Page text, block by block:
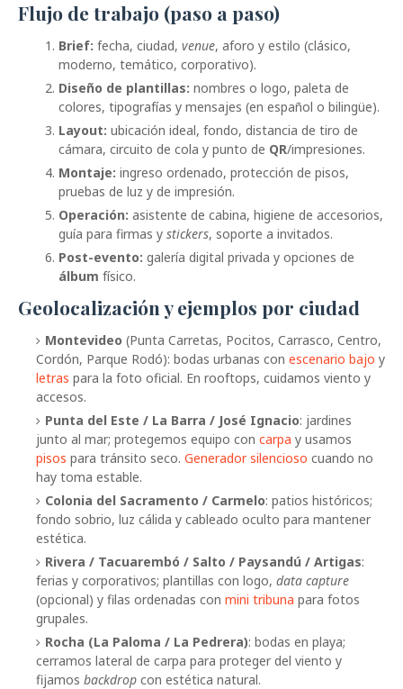
Flujo de trabajo (paso a paso)
Brief: fecha, ciudad, venue, aforo y estilo (clásico,
moderno, temático, corporativo).
Diseño de plantillas: nombres o logo, paleta de
colores, tipografías y mensajes (en español o bilingüe).
Layout: ubicación ideal, fondo, distancia de tiro de
cámara, circuito de cola y punto de QR/impresiones.
Montaje: ingreso ordenado, protección de pisos,
pruebas de luz y de impresión.
Operación: asistente de cabina, higiene de accesorios,
guía para firmas y stickers, soporte a invitados.
Post-evento: galería digital privada y opciones de
álbum físico.
Geolocalización y ejemplos por ciudad
Montevideo (Punta Carretas, Pocitos, Carrasco, Centro,
Cordón, Parque Rodó): bodas urbanas con escenario bajo y
letras para la foto oficial. En rooftops, cuidamos viento y
accesos.
Punta del Este / La Barra / José Ignacio: jardines
junto al mar; protegemos equipo con carpa y usamos
pisos para tránsito seco. Generador silencioso cuando no
hay toma estable.
Colonia del Sacramento / Carmelo: patios históricos;
fondo sobrio, luz cálida y cableado oculto para mantener
estética.
Rivera / Tacuarembó / Salto / Paysandú / Artigas:
ferias y corporativos; plantillas con logo, data capture
(opcional) y filas ordenadas con mini tribuna para fotos
grupales.
Rocha (La Paloma / La Pedrera): bodas en playa;
cerramos lateral de carpa para proteger del viento y
fijamos backdrop con estética natural.